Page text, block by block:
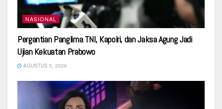
NASIONAL
Pergantian Panglima TNI, Kapolri, dan Jaksa Agung Jadi
Ujian Kekuatan Prabowo
AGUSTUS 5, 2026